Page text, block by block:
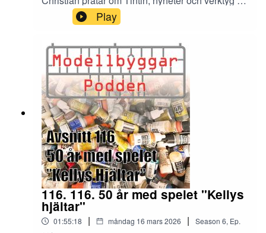
en salig blandning.
Play
116. 116. 50 år med spelet "Kellys
hjältar"
01:55:18 | måndag 16 mars 2026 | Season 6, Ep.